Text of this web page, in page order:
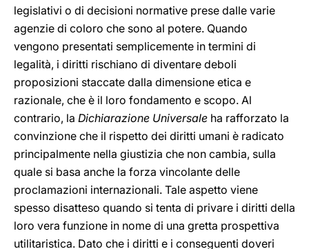
legislativi o di decisioni normative prese dalle varie
agenzie di coloro che sono al potere. Quando
vengono presentati semplicemente in termini di
legalità, i diritti rischiano di diventare deboli
proposizioni staccate dalla dimensione etica e
razionale, che è il loro fondamento e scopo. Al
contrario, la Dichiarazione Universale ha rafforzato la
convinzione che il rispetto dei diritti umani è radicato
principalmente nella giustizia che non cambia, sulla
quale si basa anche la forza vincolante delle
proclamazioni internazionali. Tale aspetto viene
spesso disatteso quando si tenta di privare i diritti della
loro vera funzione in nome di una gretta prospettiva
utilitaristica. Dato che i diritti e i conseguenti doveri